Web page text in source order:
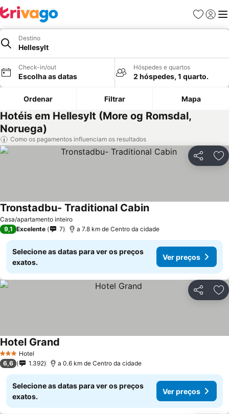
Favoritos
Iniciar
Destino
Hellesylt
Check-in/out
Escolha as datas
Hóspedes e quartos
2 hóspedes, 1 quarto.
Ordenar Filtrar Mapa
Hotéis em Hellesylt (More og Romsdal,
Noruega)
Como os pagamentos influenciam os resultados
Partilhar
Casa/apartamento inteiro
Tronstadbu- Traditional Cabin
9,1 Excelente 7 a 7.8 km de Centro da cidade
Selecione as datas para ver os preços
exatos.
Ver preços
Partilhar
3 EstrelasHotel
Hotel Grand
6,6 1.392 a 0.6 km de Centro da cidade
Selecione as datas para ver os preços
exatos.
Ver preços